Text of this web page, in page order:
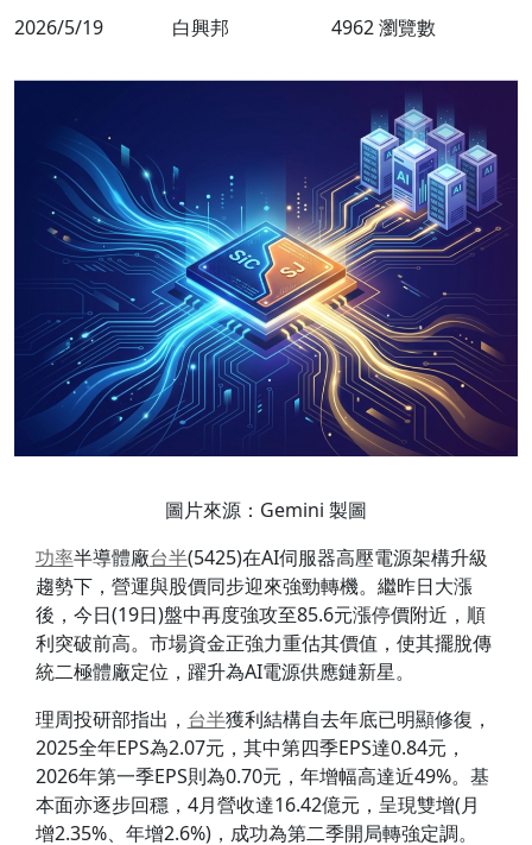
2026/5/19 白興邦 4962 瀏覽數
圖片來源：Gemini 製圖
功率半導體廠台半(5425)在AI伺服器高壓電源架構升級
趨勢下，營運與股價同步迎來強勁轉機。繼昨日大漲
後，今日(19日)盤中再度強攻至85.6元漲停價附近，順
利突破前高。市場資金正強力重估其價值，使其擺脫傳
統二極體廠定位，躍升為AI電源供應鏈新星。
理周投研部指出， 台半獲利結構自去年底已明顯修復，
2025全年EPS為2.07元，其中第四季EPS達0.84元，
2026年第一季EPS則為0.70元，年增幅高達近49%。基
本面亦逐步回穩，4月營收達16.42億元，呈現雙增(月
增2.35%、年增2.6%)，成功為第二季開局轉強定調。